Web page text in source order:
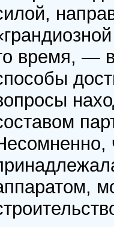
время, —